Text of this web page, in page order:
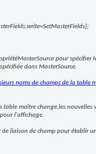
pour
dans MasterSource.
noms de champs de la table
maître change,les nouvelles
l'affichage.
liaison de champ pour établir